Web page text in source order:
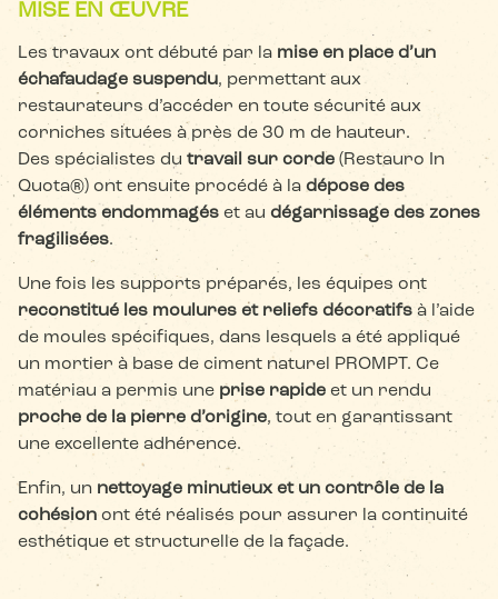
MISE EN ŒUVRE
Les travaux ont débuté par la mise en place d’un
échafaudage suspendu, permettant aux
restaurateurs d’accéder en toute sécurité aux
corniches situées à près de 30 m de hauteur.
Des spécialistes du travail sur corde (Restauro In
Quota®) ont ensuite procédé à la dépose des
éléments endommagés et au dégarnissage des zones
fragilisées.
Une fois les supports préparés, les équipes ont
reconstitué les moulures et reliefs décoratifs à l’aide
de moules spécifiques, dans lesquels a été appliqué
un mortier à base de ciment naturel PROMPT. Ce
matériau a permis une prise rapide et un rendu
proche de la pierre d’origine, tout en garantissant
une excellente adhérence.
Enfin, un nettoyage minutieux et un contrôle de la
cohésion ont été réalisés pour assurer la continuité
esthétique et structurelle de la façade.